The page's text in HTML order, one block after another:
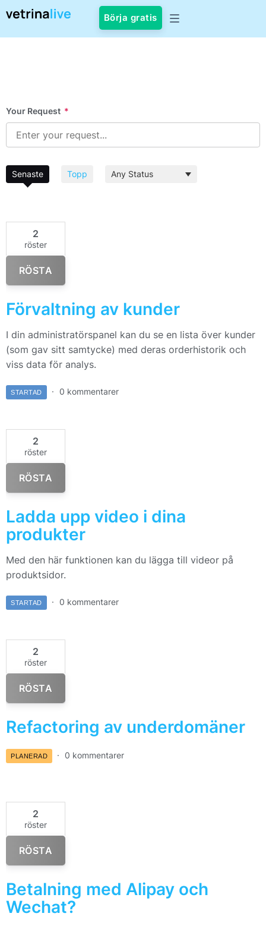
Börja gratis
Your Request *
Senaste Topp
2
röster
RÖSTA
Förvaltning av kunder
I din administratörspanel kan du se en lista över kunder
(som gav sitt samtycke) med deras orderhistorik och
viss data för analys.
STARTAD 0 kommentarer
2
röster
RÖSTA
Ladda upp video i dina
produkter
Med den här funktionen kan du lägga till videor på
produktsidor.
STARTAD 0 kommentarer
2
röster
RÖSTA
Refactoring av underdomäner
PLANERAD 0 kommentarer
2
röster
RÖSTA
Betalning med Alipay och
Wechat?